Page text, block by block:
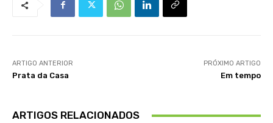
ARTIGO ANTERIOR
Prata da Casa
PRÓXIMO ARTIGO
Em tempo
ARTIGOS RELACIONADOS